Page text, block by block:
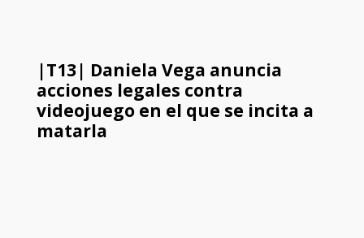
|T13| Daniela Vega anuncia
acciones legales contra
videojuego en el que se incita a
matarla